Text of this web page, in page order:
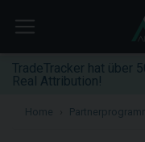
TradeTracker hat über
Real Attribution!
Home